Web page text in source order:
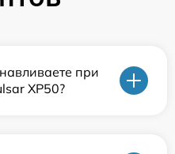
при
XP50?